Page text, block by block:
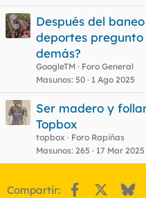
Después del
deportes
demás?
GoogleTM
Foro General
Masunos 50 1 Ago 2025
Ser madero y
Topbox
topbox
Foro Rapiñas
Masunos 265 17 Mar 2025
Compartir: Facebook